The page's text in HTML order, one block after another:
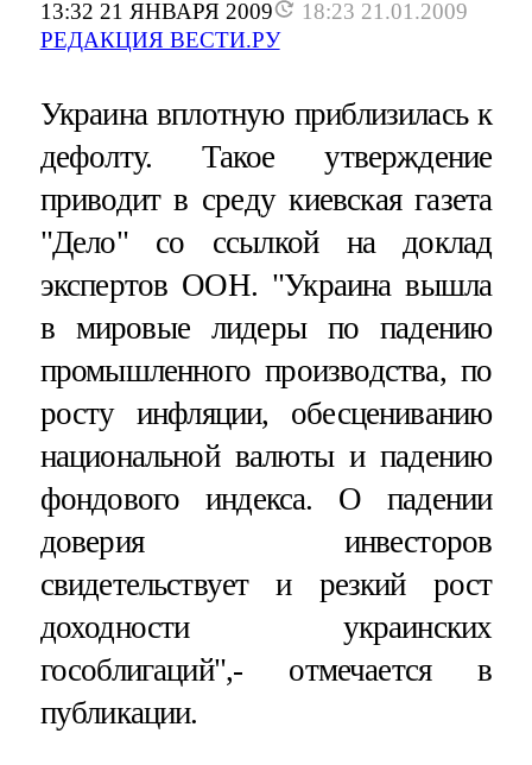
13:32 21 ЯНВАРЯ 2009
18:23 21.01.2009
РЕДАКЦИЯ ВЕСТИ.РУ
Украина вплотную приблизилась к
дефолту. Такое утверждение
приводит в среду киевская газета
"Дело" со ссылкой на доклад
экспертов ООН. "Украина вышла
в мировые лидеры по падению
промышленного производства, по
росту инфляции, обесцениванию
национальной валюты и падению
фондового индекса. О падении
доверия инвесторов
свидетельствует и резкий рост
доходности украинских
гособлигаций",- отмечается в
публикации.